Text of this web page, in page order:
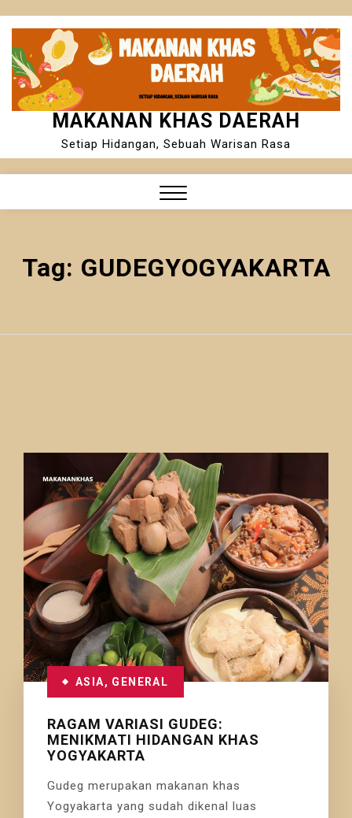
Skip
content
MAKANAN KHAS DAERAH
Setiap Hidangan, Sebuah Warisan Rasa
Tag: GUDEGYOGYAKARTA
ASIA, GENERAL
RAGAM VARIASI GUDEG:
MENIKMATI HIDANGAN KHAS
YOGYAKARTA
Gudeg merupakan makanan khas
Yogyakarta yang sudah dikenal luas